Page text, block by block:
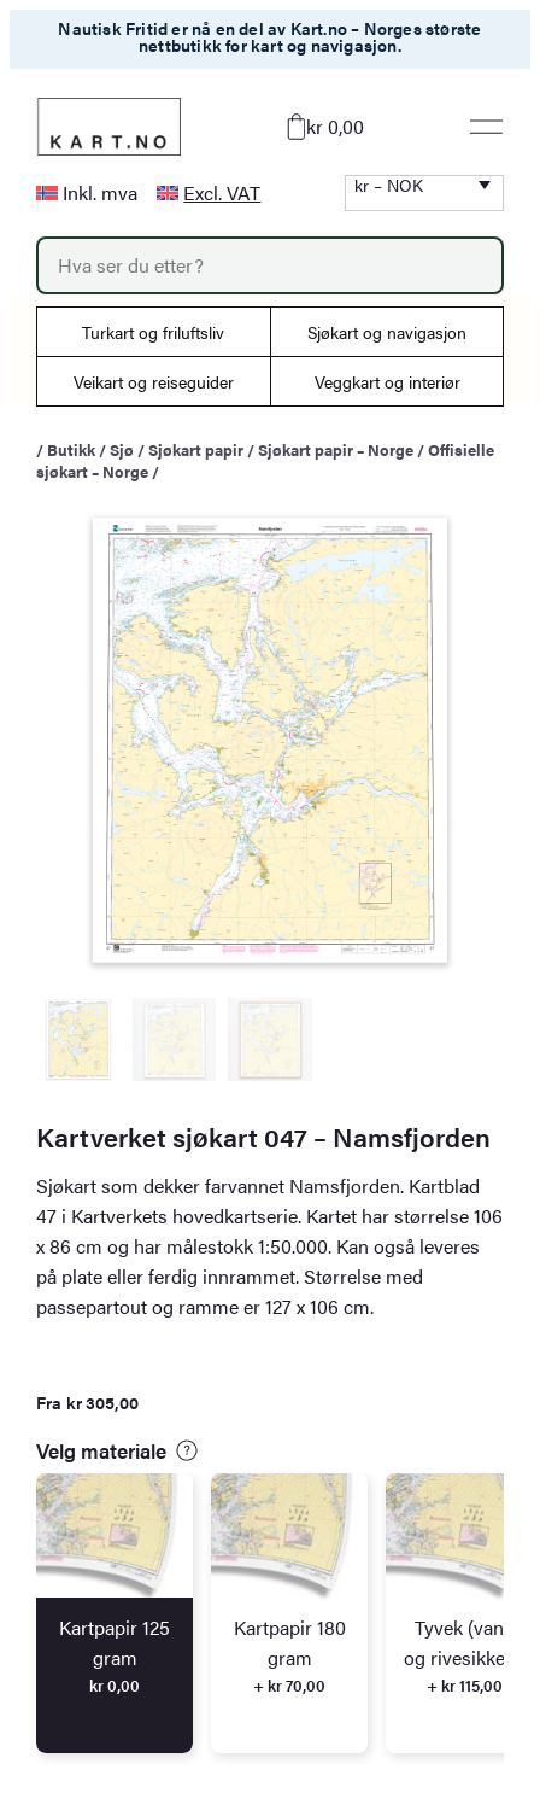
Nautisk Fritid er nå en del av Kart.no – Norges største
nettbutikk for kart og navigasjon.
kr 0,00
Inkl. mva Excl. VAT kr – NOK
P
o
d
t
r
c
Turkart og friluftsliv Sjøkart og navigasjon
Veikart og reiseguider Veggkart og interiør
/ Butikk /Sjø /Sjøkart papir /Sjøkart papir – Norge /Offisielle
sjøkart – Norge /
Kartverket sjøkart 047 – Namsfjorden
Sjøkart som dekker farvannet Namsfjorden. Kartblad
47 i Kartverkets hovedkartserie. Kartet har størrelse 106
x 86 cm og har målestokk 1:50.000. Kan også leveres
på plate eller ferdig innrammet. Størrelse med
passepartout og ramme er 127 x 106 cm.
Fra kr305,00
Velg materiale
Kartpapir 125
gram
kr0,00
Kartpapir 180
gram
+ kr 70,00
Tyvek (vann
og rivesikkert)
+ kr 115,00